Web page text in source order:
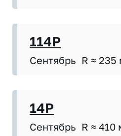
114P
Сентябрь R ≈
14P
Сентябрь R ≈ 410